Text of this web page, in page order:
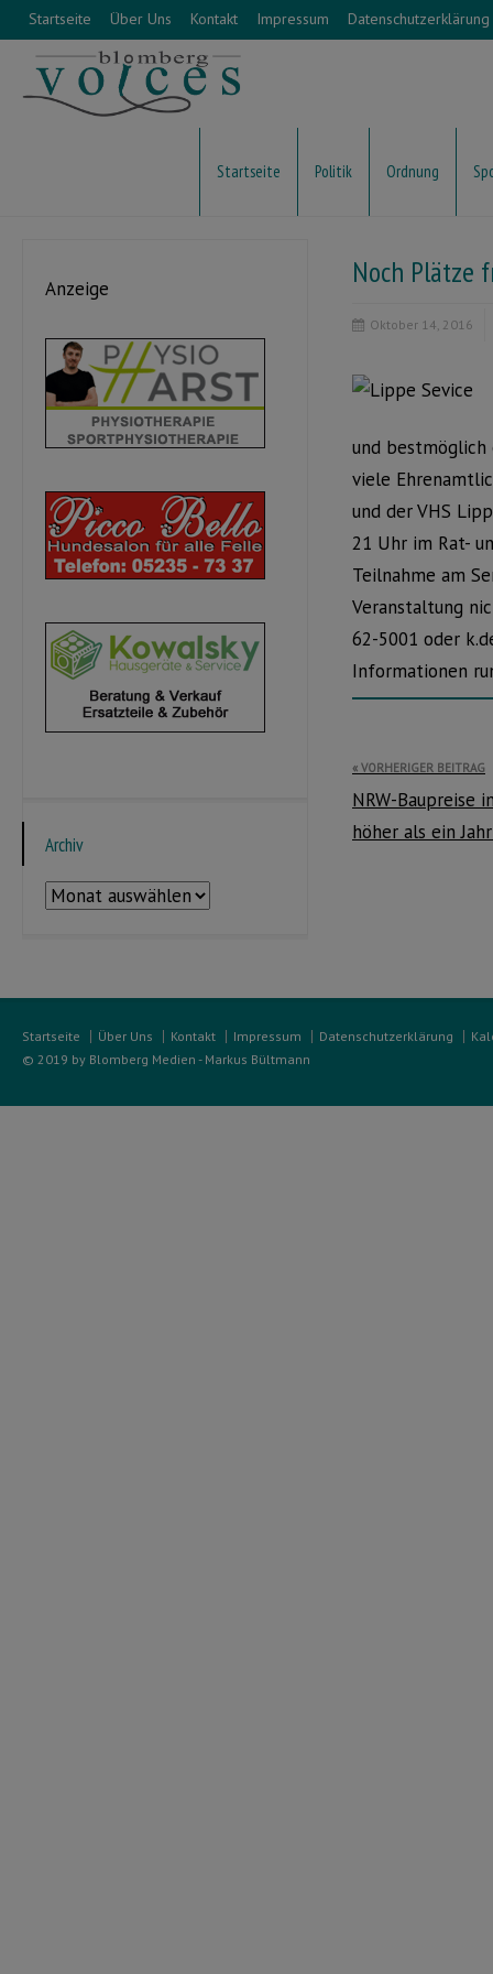
Startseite Über Uns Kontakt Impressum Datenschutzerklärung
Startseite Politik Ordnung
Noch Plätze
Oktober 14, 2016
und
viele
und der VHS
21 Uhr im Rat-
Teilnahme am
Veranstaltung
62-5001 oder
Informationen
VORHERIGER BEITRAG
NRW-Baupreise
höher als ein
Anzeige
Archiv
Archiv
Startseite Über Uns Kontakt Impressum Datenschutzerklärung
© 2019 by Blomberg Medien - Markus Bültmann